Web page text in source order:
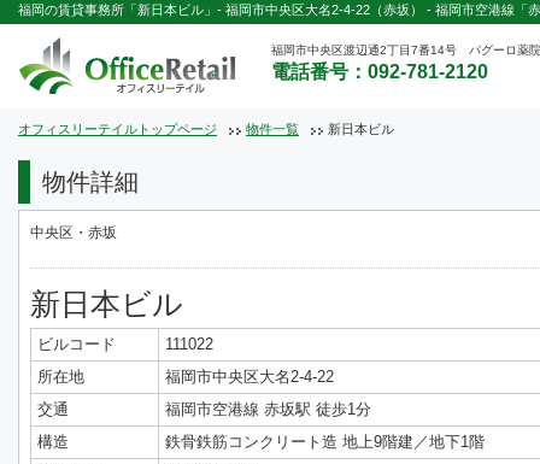
福岡の賃貸事務所「新日本ビル」- 福岡市中央区大名2-4-22（赤坂） - 福岡市空港線「
福岡市中央区渡辺通2丁目7番14号 パグーロ薬
電話番号：092-781-2120
オフィスリーテイルトップページ 物件一覧 新日本ビル
物件詳細
中央区・赤坂
新日本ビル
ビルコード
111022
所在地
福岡市中央区大名2-4-22
交通
福岡市空港線 赤坂駅 徒歩1分
構造
鉄骨鉄筋コンクリート造 地上9階建／地下1階